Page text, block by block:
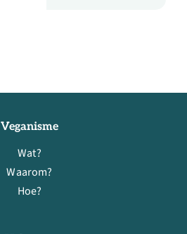
Veganisme
Wat?
Waarom?
Hoe?